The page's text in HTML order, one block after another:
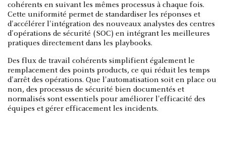
cohérents en suivant les mêmes processus à chaque fois.
Cette uniformité permet de standardiser les réponses et
d'accélérer l'intégration des nouveaux analystes des centres
d'opérations de sécurité (SOC) en intégrant les meilleures
pratiques directement dans les playbooks.
Des flux de travail cohérents simplifient également le
remplacement des points products, ce qui réduit les temps
d'arrêt des opérations. Que l'automatisation soit en place ou
non, des processus de sécurité bien documentés et
normalisés sont essentiels pour améliorer l'efficacité des
équipes et gérer efficacement les incidents.